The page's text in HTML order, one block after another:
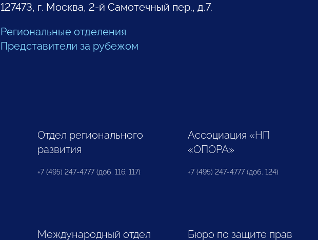
127473, г. Москва, 2-й Самотечный пер., д.7.
Региональные отделения
Представители за рубежом
Отдел регионального
развития
+7 (495) 247-4777 (доб. 116, 117)
Ассоциация «НП
«ОПОРА»
+7 (495) 247-4777 (доб. 124)
Международный отдел Бюро по защите прав